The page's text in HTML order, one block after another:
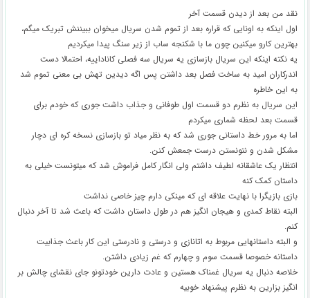
نقد من بعد از دیدن قسمت آخر
اول اینکه به اونایی که قراره بعد از تموم شدن سریال میخوان ببیننش تبریک میگم،
بهترین کارو میکنین چون ما با شکنجه ساب از زیر سنگ پیدا میکردیم
یه نکته اینکه این سریال بازسازی یه سریال سه فصلی کاناداییه، احتمالا دست
اندرکاران امید به ساخت فصل بعد داشتن پس اگه دیدین تهش بی معنی تموم شد
به این خاطره
این سریال به نظرم دو قسمت اول طوفانی و جذاب داشت جوری که خودم برای
قسمت بعد لحظه شماری میکردم
اما به مرور خط داستانی جوری شد که به نظر میاد تو بازسازی نسخه کره ای دچار
مشکل شدن و نتونستن درست جمعش کنن.
انتظار یک عاشقانه لطیف داشتم ولی انگار کامل فراموش شد که میتونست خیلی به
داستان کمک کنه
بازی بازیگرا با نهایت علاقه ای که مینکی دارم چیز خاصی نداشت
البته نقاط کمدی و هیجان انگیز هم در طول داستان داشت که باعث شد تا آخر دنبال
کنم.
و البته داستانهایی مربوط به اتانازی و درستی و نادرستی این کار باعث جذابیت
داستانه خصوصا قسمت سوم و چهارم که غم زیادی داشتن.
خلاصه دنبال یه سریال غمناک هستین و عادت دارین خودتونو جای نقشای چالش بر
انگیز بزارین به نظرم پیشنهاد خوبیه